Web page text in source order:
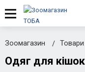
Зоомагазин
Одяг для кішок